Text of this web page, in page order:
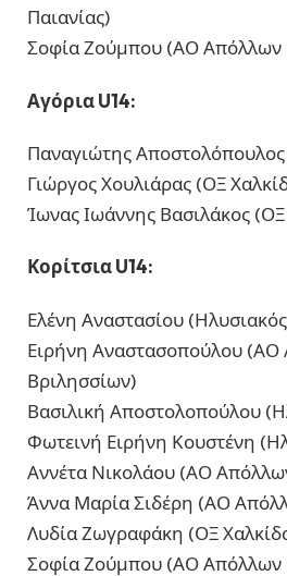
Παιανίας)
Σοφία Ζούμπου (ΑΟ Απόλλων
Αγόρια U14:
Παναγιώτης
Γιώργος Χουλιάρας (ΟΞ
Ίωνας Ιωάννης Βασιλάκος (ΟΞ
Κορίτσια U14:
Ελένη Αναστασίου
Ειρήνη Αναστασοπούλου
Βριλησσίων)
Βασιλική Αποστολοπούλου
Φωτεινή Ειρήνη Κουστένη
Αννέτα Νικολάου (ΑΟ
Άννα Μαρία Σιδέρη (ΑΟ
Λυδία Ζωγραφάκη (ΟΞ
Σοφία Ζούμπου (ΑΟ Απόλλων